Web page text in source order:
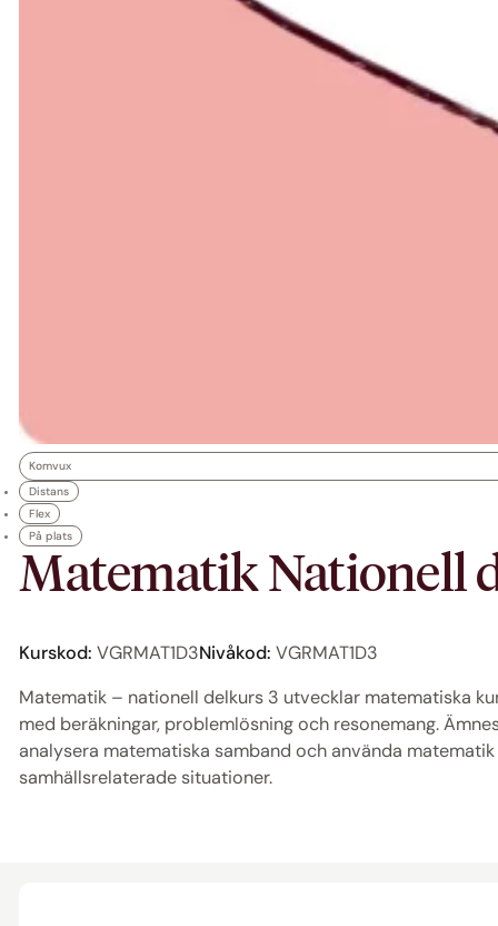
Komvux
Distans
Flex
På plats
Matematik Nationell
Kurskod: VGRMAT1D3Nivåkod: VGRMAT1D3
Matematik – nationell delkurs 3 utvecklar matematiska
med beräkningar, problemlösning och resonemang.
analysera matematiska samband och använda
samhällsrelaterade situationer.